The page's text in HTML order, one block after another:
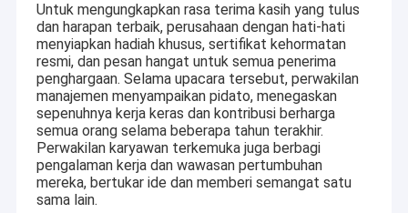
Untuk mengungkapkan rasa terima kasih yang tulus
dan harapan terbaik, perusahaan dengan hati-hati
menyiapkan hadiah khusus, sertifikat kehormatan
resmi, dan pesan hangat untuk semua penerima
penghargaan. Selama upacara tersebut, perwakilan
manajemen menyampaikan pidato, menegaskan
sepenuhnya kerja keras dan kontribusi berharga
semua orang selama beberapa tahun terakhir.
Perwakilan karyawan terkemuka juga berbagi
pengalaman kerja dan wawasan pertumbuhan
mereka, bertukar ide dan memberi semangat satu
sama lain.